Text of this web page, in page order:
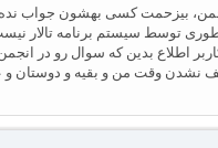
بیزحمت کسی بهشون جواب
توسط سیستم برنامه تالار
اطلاع بدین که سوال رو در
نشدن وقت من و بقیه و دوستان